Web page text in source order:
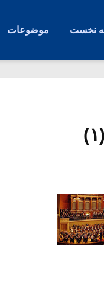
نخست موضوعات